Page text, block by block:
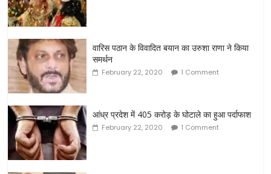
वारिस पठान के विवादित बयान का उरुशा राणा ने किया
समर्थन
February 22, 2020 1 Comment
आंध्र प्रदेश में 405 करोड़ के घोटाले का हुआ पर्दाफाश
February 22, 2020 1 Comment